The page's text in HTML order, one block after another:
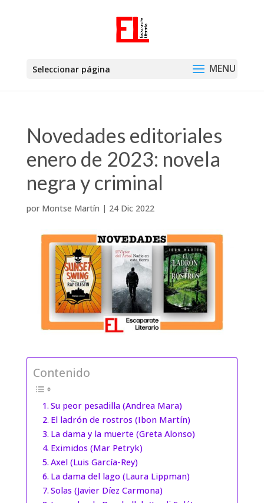
Seleccionar página
Novedades editoriales
enero de 2023: novela
negra y criminal
por Montse Martín | 24 Dic 2022
Contenido
Su peor pesadilla (Andrea Mara)
El ladrón de rostros (Ibon Martín)
La dama y la muerte (Greta Alonso)
Eximidos (Mar Petryk)
Axel (Luis García-Rey)
La dama del lago (Laura Lippman)
Solas (Javier Díez Carmona)